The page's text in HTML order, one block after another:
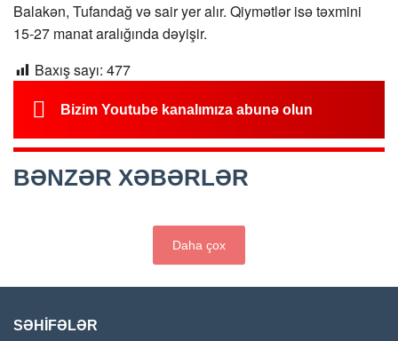
Balakən, Tufandağ və sair yer alır. Qiymətlər isə təxmini
15-27 manat aralığında dəyişir.
Baxış sayı: 477
Bizim Youtube kanalımıza abunə olun
BƏNZƏR XƏBƏRLƏR
Daha çox
SƏHİFƏLƏR